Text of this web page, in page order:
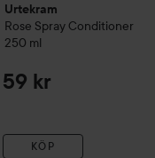
Urtekram
Rose Spray Conditioner
250 ml
59 kr
KÖP